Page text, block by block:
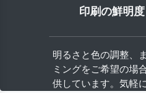
印刷の鮮明度
明るさと色の調整、
ミングをご希望の場
供しています。気軽